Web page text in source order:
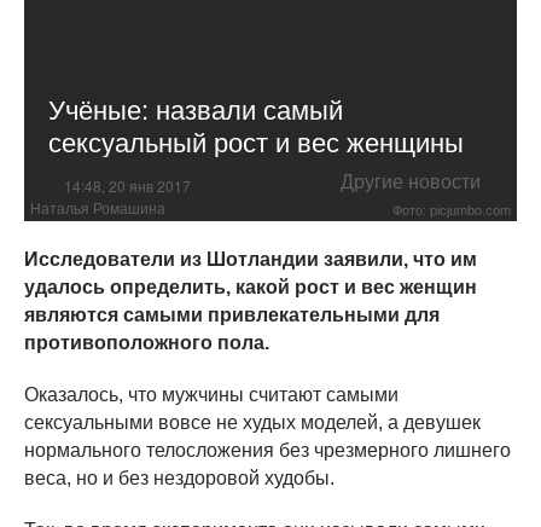
Учёные: назвали самый
сексуальный рост и вес женщины
14:48, 20 янв 2017 Другие новости
Наталья Ромашина Фото: picjumbo.com
Исследователи из Шотландии заявили, что им
удалось определить, какой рост и вес женщин
являются самыми привлекательными для
противоположного пола.
Оказалось, что мужчины считают самыми
сексуальными вовсе не худых моделей, а девушек
нормального телосложения без чрезмерного лишнего
веса, но и без нездоровой худобы.